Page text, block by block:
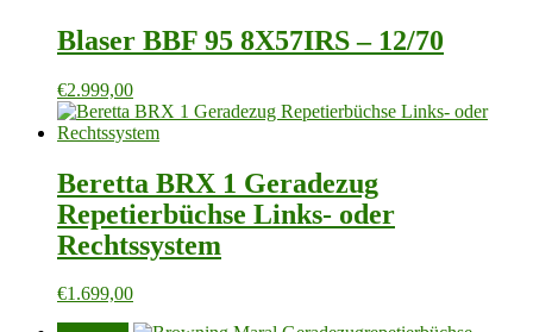
Blaser BBF 95 8X57IRS – 12/70
€2.999,00
Beretta BRX 1 Geradezug
Repetierbüchse Links- oder
Rechtssystem
€1.699,00